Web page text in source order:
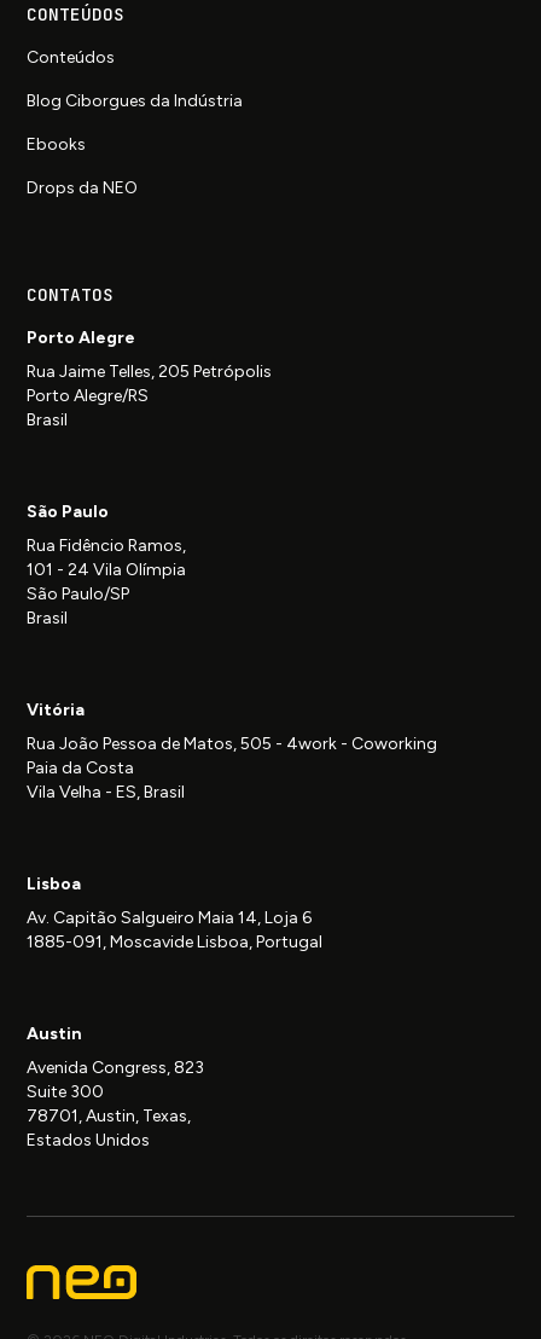
CONTEÚDOS
Conteúdos
Blog Ciborgues da Indústria
Ebooks
Drops da NEO
CONTATOS
Porto Alegre
Rua Jaime Telles, 205 Petrópolis
Porto Alegre/RS
Brasil
São Paulo
Rua Fidêncio Ramos,
101 - 24 Vila Olímpia
São Paulo/SP
Brasil
Vitória
Rua João Pessoa de Matos, 505 - 4work - Coworking
Paia da Costa
Vila Velha - ES, Brasil
Lisboa
Av. Capitão Salgueiro Maia 14, Loja 6
1885-091, Moscavide Lisboa, Portugal
Austin
Avenida Congress, 823
Suite 300
78701, Austin, Texas,
Estados Unidos